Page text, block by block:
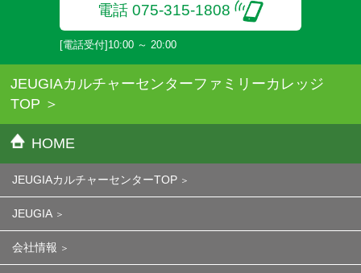
電話 075-315-1808
[電話受付]10:00 ～ 20:00
JEUGIAカルチャーセンターファミリーカレッジ
TOP
HOME
JEUGIAカルチャーセンターTOP
JEUGIA
会社情報